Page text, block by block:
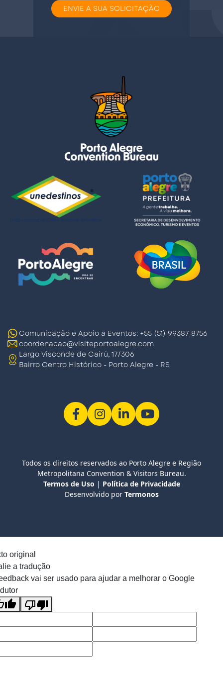
ENVIE A SUA SOLICITAÇÃO
Comunicação e Apoio a Eventos: +55 (51) 99387-8756
coordenacao@visiteportoalegre.com
Largo Visconde de Cairú, 17/306
Bairro Centro Histórico - Porto Alegre - RS
Todos os direitos reservados ao Porto Alegre e Região
Metropolitana Convention & Visitors Bureau.
Termos de Uso | Política de Privacidade
Desenvolvido por Termonos
original
a tradução
vai ser usado para ajudar a melhorar o Google